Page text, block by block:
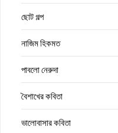
ছোট গল্প
নাজিম হিকমত
পাবলো নেরুদা
বৈশাখের কবিতা
ভালোবাসার কবিতা